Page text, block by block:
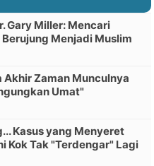
Gary Miller: Mencari
Berujung Menjadi Muslim
Akhir Zaman Munculnya
Umat"
Kasus yang Menyeret
Kok Tak "Terdengar" Lagi